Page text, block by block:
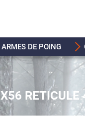
ARMES DE POING
RETICULE